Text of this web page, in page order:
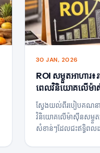
30 JAN, 2026
ROI សម្ងួតអាហារ
ពេលវិនិយោគលើម៉ា
ស្វែងយល់ពីរបៀបគណន
វិនិយោគលើម៉ាស៊ីនសម្ងួត
សំខាន់ៗដែលជះឥទ្ធិពល